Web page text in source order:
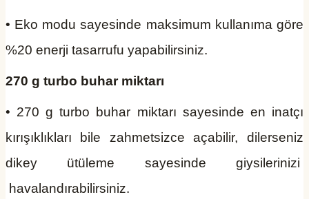
• Eko modu sayesinde maksimum kullanıma göre
%20 enerji tasarrufu yapabilirsiniz.
270 g turbo buhar miktarı
• 270 g turbo buhar miktarı sayesinde en inatçı
kırışıklıkları bile zahmetsizce açabilir, dilerseniz
dikey ütüleme sayesinde giysilerinizi
havalandırabilirsiniz.